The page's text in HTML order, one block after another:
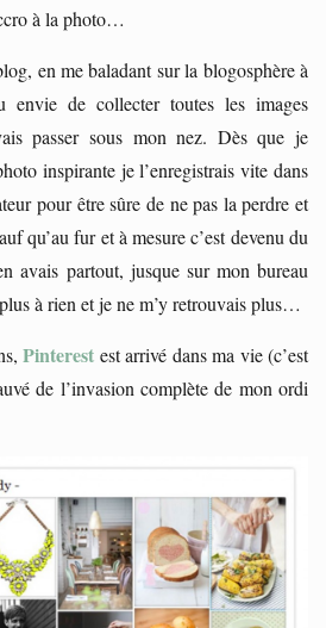
à la photo…
en me baladant sur la blogosphère à
envie de collecter toutes les images
passer sous mon nez. Dès que je
inspirante je l’enregistrais vite dans
pour être sûre de ne pas la perdre et
qu’au fur et à mesure c’est devenu du
avais partout, jusque sur mon bureau
à rien et je ne m’y retrouvais plus…
Pinterest est arrivé dans ma vie (c’est
de l’invasion complète de mon ordi